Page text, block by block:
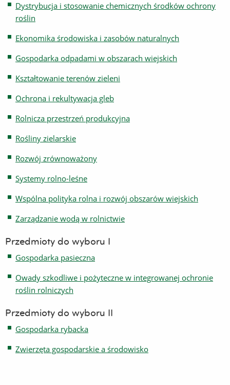
Dystrybucja i stosowanie chemicznych środków ochrony
roślin
Ekonomika środowiska i zasobów naturalnych
Gospodarka odpadami w obszarach wiejskich
Kształtowanie terenów zieleni
Ochrona i rekultywacja gleb
Rolnicza przestrzeń produkcyjna
Rośliny zielarskie
Rozwój zrównoważony
Systemy rolno-leśne
Wspólna polityka rolna i rozwój obszarów wiejskich
Zarządzanie wodą w rolnictwie
Przedmioty do wyboru I
Gospodarka pasieczna
Owady szkodliwe i pożyteczne w integrowanej ochronie
roślin rolniczych
Przedmioty do wyboru II
Gospodarka rybacka
Zwierzęta gospodarskie a środowisko